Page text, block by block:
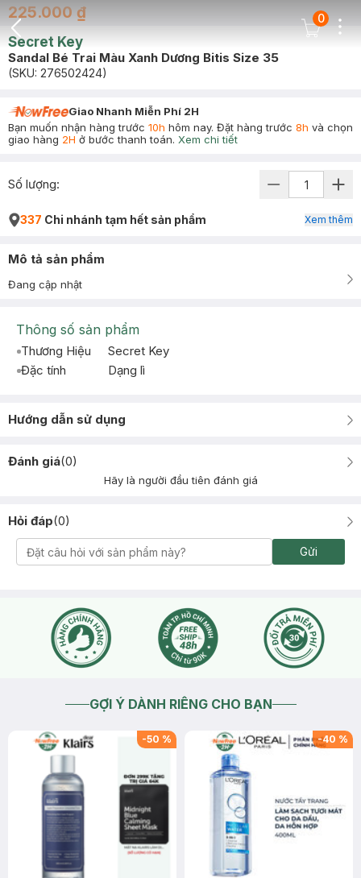
Back Icon
Cart Icon
0
225.000 ₫
Secret Key
Sandal Bé Trai Màu Xanh Dương Bitis Size 35
(SKU: 276502424)
Giao Nhanh Miễn Phí 2H
Bạn muốn nhận hàng trước 10h hôm nay. Đặt hàng trước 8h và chọn
giao hàng 2H ở bước thanh toán. Xem chi tiết
Số lượng:
337 Chi nhánh tạm hết sản phẩm Xem thêm
Mô tả sản phẩm
Đang cập nhật
Thông số sản phẩm
Thương Hiệu
Secret Key
Đặc tính
Dạng lì
Hướng dẫn sử dụng
Đánh giá(0)
Hãy là người đầu tiên đánh giá
Hỏi đáp(0)
Gửi
GỢI Ý DÀNH RIÊNG CHO BẠN
-50 % -40 %